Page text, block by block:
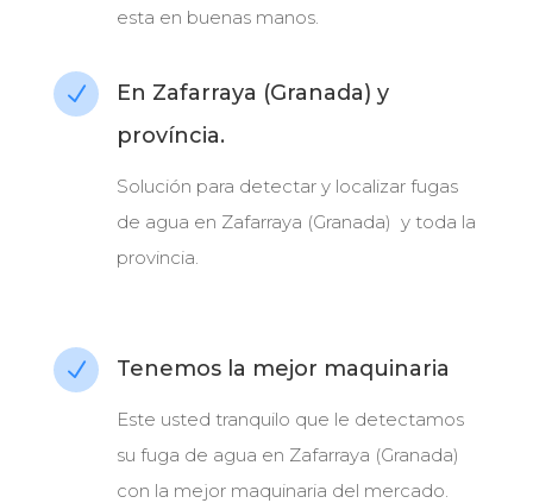
esta en buenas manos.
N
En Zafarraya (Granada) y
província.
Solución para detectar y localizar fugas
de agua en Zafarraya (Granada) y toda la
provincia.
N Tenemos la mejor maquinaria
Este usted tranquilo que le detectamos
su fuga de agua en Zafarraya (Granada)
con la mejor maquinaria del mercado.